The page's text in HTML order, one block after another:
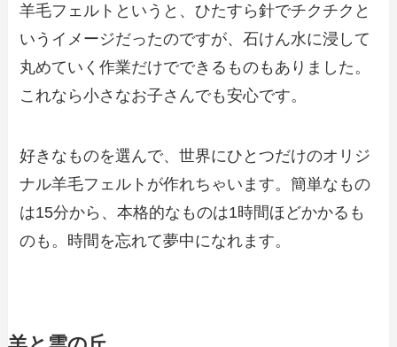
羊毛フェルトというと、ひたすら針でチクチクと
いうイメージだったのですが、石けん水に浸して
丸めていく作業だけでできるものもありました。
これなら小さなお子さんでも安心です。
好きなものを選んで、世界にひとつだけのオリジ
ナル羊毛フェルトが作れちゃいます。簡単なもの
は15分から、本格的なものは1時間ほどかかるも
のも。時間を忘れて夢中になれます。